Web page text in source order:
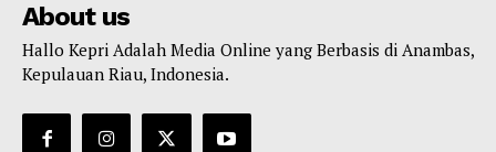
About us
Hallo Kepri Adalah Media Online yang Berbasis di Anambas,
Kepulauan Riau, Indonesia.